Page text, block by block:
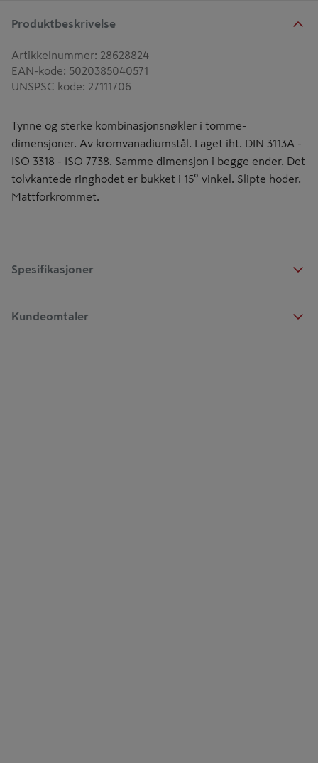
Produktbeskrivelse
Artikkelnummer: 28628824
EAN-kode: 5020385040571
UNSPSC kode: 27111706
Tynne og sterke kombinasjonsnøkler i tomme-
dimensjoner. Av kromvanadiumstål. Laget iht. DIN 3113A -
ISO 3318 - ISO 7738. Samme dimensjon i begge ender. Det
tolvkantede ringhodet er bukket i 15° vinkel. Slipte hoder.
Mattforkrommet.
Spesifikasjoner
Kundeomtaler